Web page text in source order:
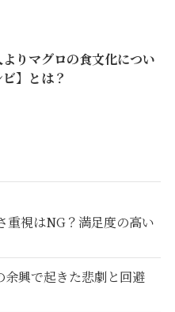
りマグロの食文化につい
】とは？
重視はNG？満足度の高い
興で起きた悲劇と回避